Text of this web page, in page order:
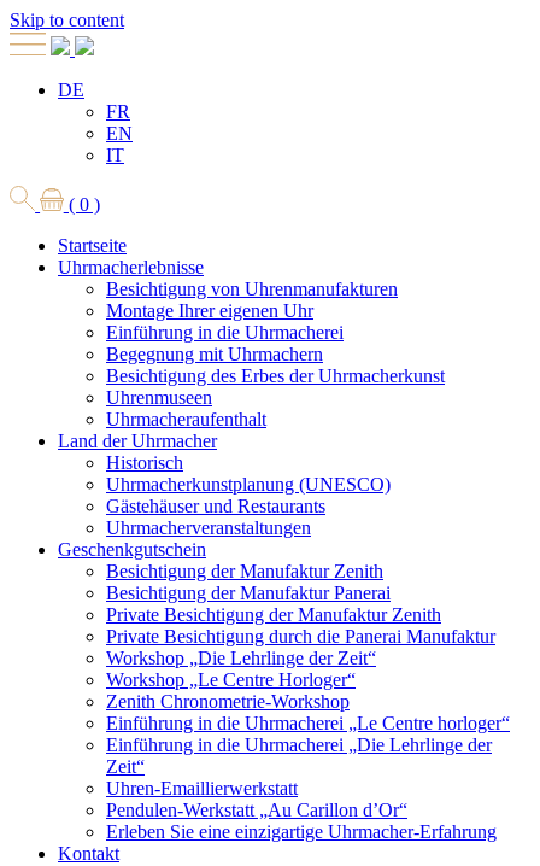
Skip to content
DE
FR
EN
IT
( 0 )
Startseite
Uhrmacherlebnisse
Besichtigung von Uhrenmanufakturen
Montage Ihrer eigenen Uhr
Einführung in die Uhrmacherei
Begegnung mit Uhrmachern
Besichtigung des Erbes der Uhrmacherkunst
Uhrenmuseen
Uhrmacheraufenthalt
Land der Uhrmacher
Historisch
Uhrmacherkunstplanung (UNESCO)
Gästehäuser und Restaurants
Uhrmacherveranstaltungen
Geschenkgutschein
Besichtigung der Manufaktur Zenith
Besichtigung der Manufaktur Panerai
Private Besichtigung der Manufaktur Zenith
Private Besichtigung durch die Panerai Manufaktur
Workshop „Die Lehrlinge der Zeit“
Workshop „Le Centre Horloger“
Zenith Chronometrie-Workshop
Einführung in die Uhrmacherei „Le Centre horloger“
Einführung in die Uhrmacherei „Die Lehrlinge der
Zeit“
Uhren-Emaillierwerkstatt
Pendulen-Werkstatt „Au Carillon d’Or“
Erleben Sie eine einzigartige Uhrmacher-Erfahrung
Kontakt